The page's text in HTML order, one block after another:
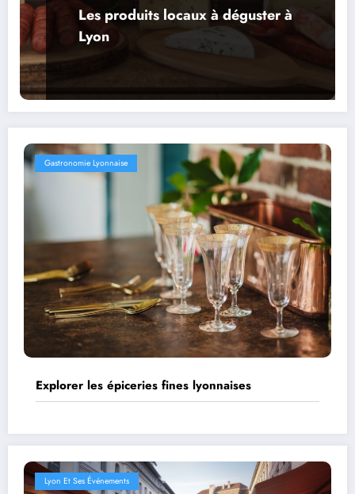
Les produits locaux à déguster à
Lyon
Gastronomie Lyonnaise
Explorer les épiceries fines lyonnaises
Lyon Et Ses Événements